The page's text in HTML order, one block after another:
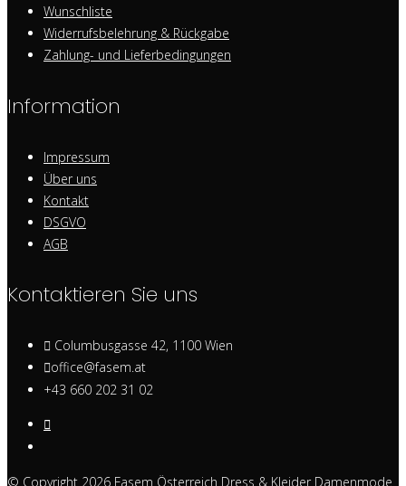
Wunschliste
Widerrufsbelehrung & Rückgabe
Zahlung- und Lieferbedingungen
Information
Impressum
Über uns
Kontakt
DSGVO
AGB
Kontaktieren Sie uns
Columbusgasse 42, 1100 Wien
office@fasem.at
+43 660 202 31 02
© Copyright 2026 Fasem Österreich Dress & Kleider Damenmode